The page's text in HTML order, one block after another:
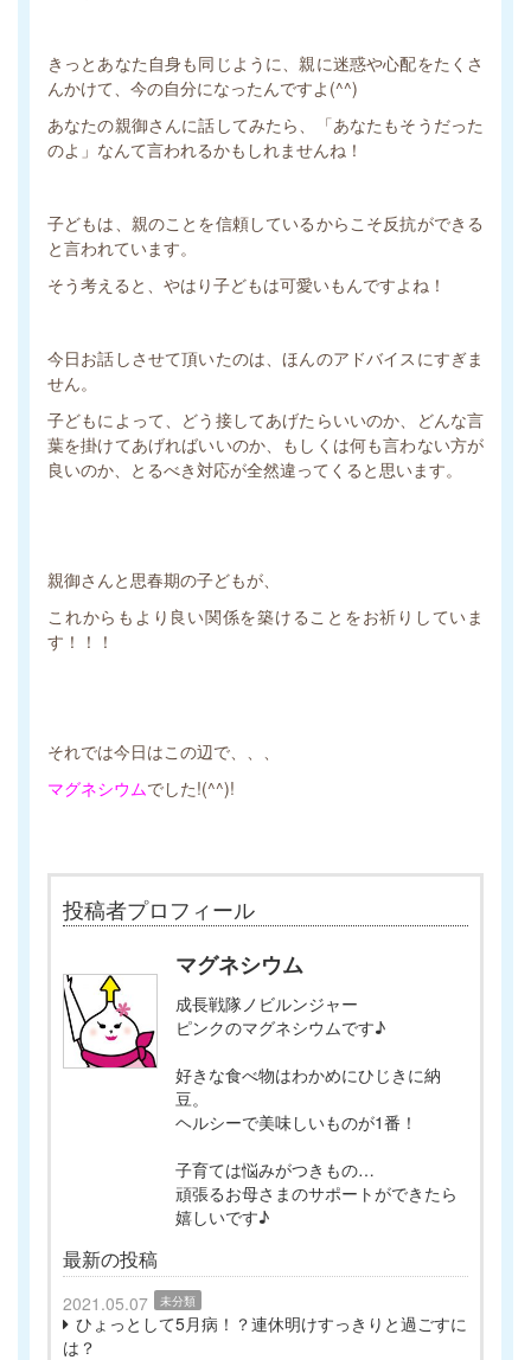
きっとあなた自身も同じように、親に迷惑や心配をたくさ
んかけて、今の自分になったんですよ(^^)
あなたの親御さんに話してみたら、「あなたもそうだった
のよ」なんて言われるかもしれませんね！
子どもは、親のことを信頼しているからこそ反抗ができる
と言われています。
そう考えると、やはり子どもは可愛いもんですよね！
今日お話しさせて頂いたのは、ほんのアドバイスにすぎま
せん。
子どもによって、どう接してあげたらいいのか、どんな言
葉を掛けてあげればいいのか、もしくは何も言わない方が
良いのか、とるべき対応が全然違ってくると思います。
親御さんと思春期の子どもが、
これからもより良い関係を築けることをお祈りしていま
す！！！
それでは今日はこの辺で、、、
マグネシウムでした!(^^)!
投稿者プロフィール
マグネシウム
成長戦隊ノビルンジャー
ピンクのマグネシウムです♪
好きな食べ物はわかめにひじきに納
豆。
ヘルシーで美味しいものが1番！
子育ては悩みがつきもの…
頑張るお母さまのサポートができたら
嬉しいです♪
最新の投稿
2021.05.07 未分類
ひょっとして5月病！？連休明けすっきりと過ごすに
は？